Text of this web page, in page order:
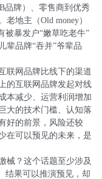
品牌）、零售商到优秀
地主（Old money）
被暴发户“嫩草吃老牛”
辈品牌“吞并”爷辈品
网品牌比线下的渠道
的互联网品牌发起对线
本减少、运营利润增加
大的技术门槛、认知落
好的前景，风险还较
在可以预见的未来，是
？这个话题至少涉及
结果可以推演预见，却